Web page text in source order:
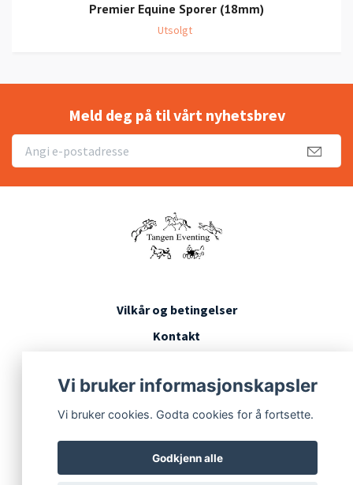
Premier Equine Sporer (18mm)
Utsolgt
Meld deg på til vårt nyhetsbrev
Vilkår og betingelser
Kontakt
Vi bruker informasjonskapsler
Vi bruker cookies. Godta cookies for å fortsette.
Godkjenn alle